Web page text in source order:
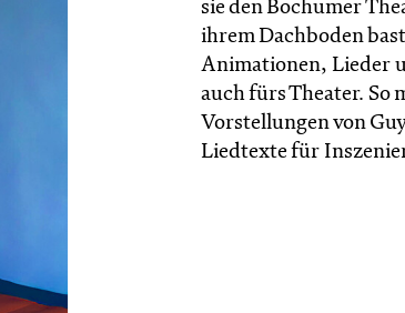
sie den Bochumer
ihrem Dachboden
Animationen, Lieder
auch fürs Theater. So
Vorstellungen von
Liedtexte für